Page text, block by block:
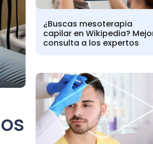
¿Buscas mesoterapia
capilar en Wikipedia?
consulta a los expertos